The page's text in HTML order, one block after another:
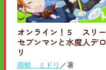
オンライン！５ スリー
セブンマンと水魔人デロ
リ
雨蛙 ミドリ ／著